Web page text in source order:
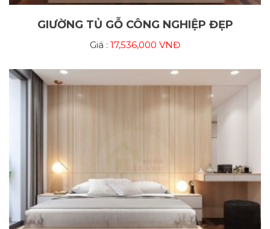
GIƯỜNG TỦ GỖ CÔNG NGHIỆP ĐẸP
Giá : 17,536,000 VNĐ